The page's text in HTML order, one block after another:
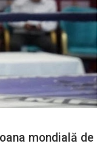
mondială de